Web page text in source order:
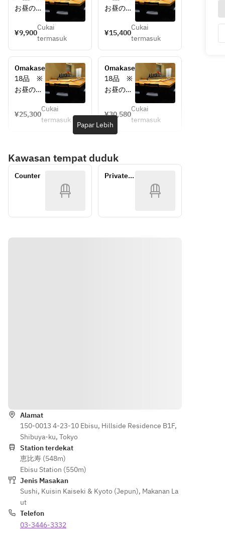
お昼のコ
(くりや川
二番手)
鮨　日進
月歩の店
長がにぎ
ります。
ださい。
¥9,900
Cukai
termasuk
お昼のコ
(くりや川
鮨　日進
月歩の店
長がにぎ
ります。
ださい。
¥15,400
Cukai
termasuk
Omakase
18品　※
お昼のコ
(くりや川
長がにぎ
ります。
ご期待く
¥25,300
Cukai
termasuk
Omakase
18品　※
お昼のコ
(くりや川
二番手)
鮨　日進
長がにぎ
ります。
ご期待く
¥30,580
Cukai
termasuk
Papar Lebih
Kawasan tempat duduk
Counter
Private
Alamat
150-0013 4-23-10 Ebisu, Hillside Residence B1F,
Shibuya-ku, Tokyo
Station terdekat
恵比寿 (548m)
Ebisu Station (550m)
Jenis Masakan
Sushi, Kuisin Kaiseki & Kyoto (Jepun), Makanan La
ut
Telefon
03-3446-3332